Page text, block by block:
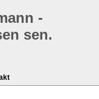
-
sen.